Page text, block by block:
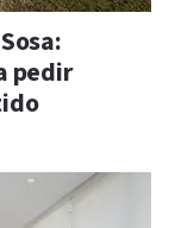
pedir